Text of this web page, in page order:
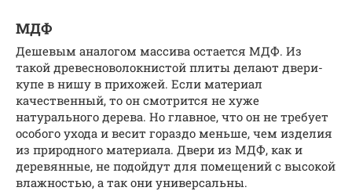
МДФ
Дешевым аналогом массива остается МДФ. Из
такой древесноволокнистой плиты делают двери-
купе в нишу в прихожей. Если материал
качественный, то он смотрится не хуже
натурального дерева. Но главное, что он не требует
особого ухода и весит гораздо меньше, чем изделия
из природного материала. Двери из МДФ, как и
деревянные, не подойдут для помещений с высокой
влажностью, а так они универсальны.